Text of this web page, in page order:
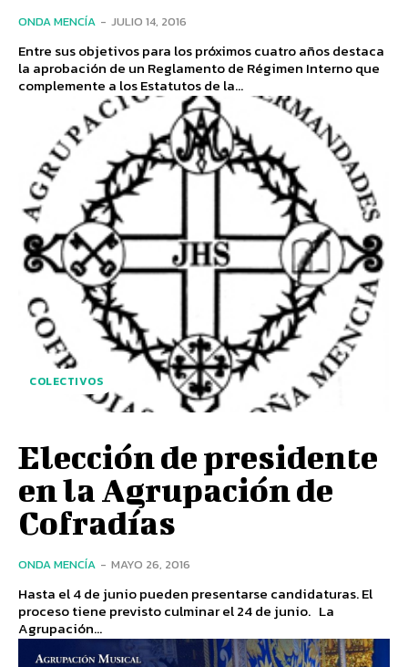
ONDA MENCÍA - JULIO 14, 2016
Entre sus objetivos para los próximos cuatro años destaca
la aprobación de un Reglamento de Régimen Interno que
complemente a los Estatutos de la...
COLECTIVOS
Elección de presidente
en la Agrupación de
Cofradías
ONDA MENCÍA - MAYO 26, 2016
Hasta el 4 de junio pueden presentarse candidaturas. El
proceso tiene previsto culminar el 24 de junio. La
Agrupación...